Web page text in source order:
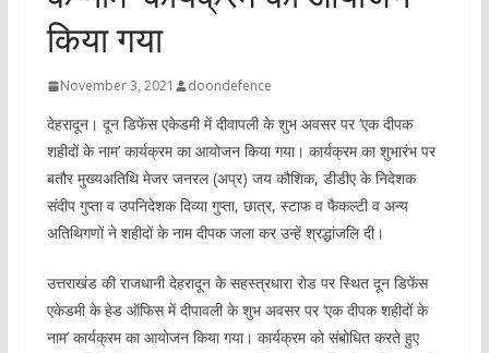
किया गया
November 3, 2021 doondefence
देहरादून। दून डिफेंस एकेडमी में दीवापली के शुभ अवसर पर ‘एक दीपक
शहीदों के नाम’ कार्यक्रम का आयोजन किया गया। कार्यक्रम का शुभारंभ पर
बतौर मुख्यअतिथि मेजर जनरल (अप्र) जय कौशिक, डीडीए के निदेशक
संदीप गुप्ता व उपनिदेशक दिव्या गुप्ता, छात्र, स्टाफ व फैकल्टी व अन्य
अतिथिगणों ने शहीदों के नाम दीपक जला कर उन्हें श्रद्धांजलि दी।
उत्तराखंड की राजधानी देहरादून के सहस्त्रधारा रोड पर स्थित दून डिफेंस
एकेडमी के हेड ऑफिस में दीपावली के शुभ अवसर पर ‘एक दीपक शहीदों के
नाम’ कार्यक्रम का आयोजन किया गया। कार्यक्रम को संबोधित करते हुए